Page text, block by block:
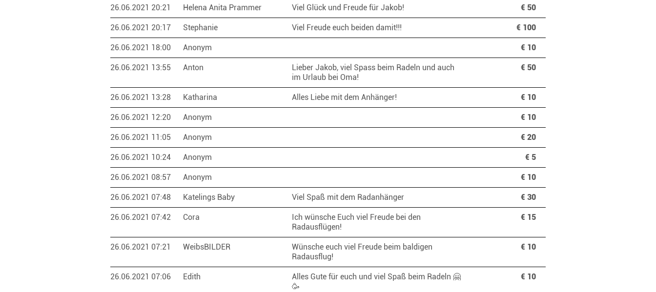
26.06.2021 20:21 Helena Anita Prammer € 50
Viel Glück und Freude für Jakob!
26.06.2021 20:17 Stephanie € 100
Viel Freude euch beiden damit!!!
26.06.2021 18:00 Anonym € 10
26.06.2021 13:55 Anton € 50
Lieber Jakob, viel Spass beim Radeln und auch
im Urlaub bei Oma!
26.06.2021 13:28 Katharina € 10
Alles Liebe mit dem Anhänger!
26.06.2021 12:20 Anonym € 10
26.06.2021 11:05 Anonym € 20
26.06.2021 10:24 Anonym € 5
26.06.2021 08:57 Anonym € 10
26.06.2021 07:48 Katelings Baby € 30
Viel Spaß mit dem Radanhänger
26.06.2021 07:42 Cora € 15
Ich wünsche Euch viel Freude bei den
Radausflügen!
26.06.2021 07:21 WeibsBILDER € 10
Wünsche euch viel Freude beim baldigen
Radausflug!
26.06.2021 07:06 Edith € 10
Alles Gute für euch und viel Spaß beim Radeln 🤗
🥳